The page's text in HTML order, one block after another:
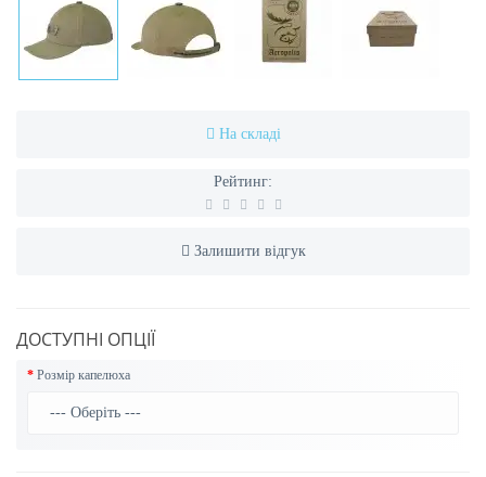
На складі
Рейтинг:
Залишити відгук
ДОСТУПНІ ОПЦІЇ
Розмір капелюха